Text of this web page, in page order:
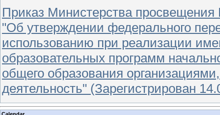
Приказ Министерства
"Об утверждении федерального
использованию при реализации
образовательных программ
общего образования
деятельность" (Зарегистрирован